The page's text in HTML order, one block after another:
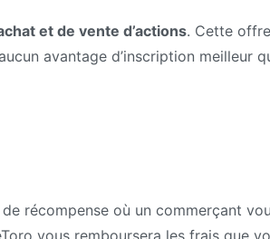
et de vente d’actions. Cette
avantage d’inscription meilleur
récompense où un commerçant
vous remboursera les frais que